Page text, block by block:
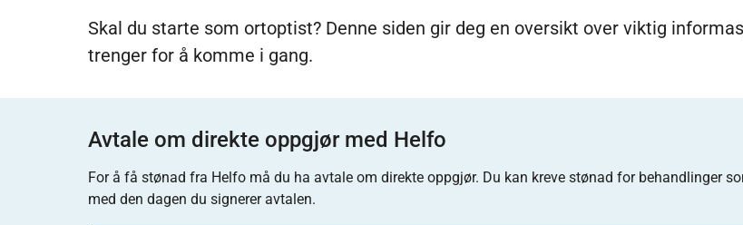
Skal du starte som ortoptist? Denne siden gir deg en oversikt over viktig
trenger for å komme i gang.
Avtale om direkte oppgjør med Helfo
For å få stønad fra Helfo må du ha avtale om direkte oppgjør. Du kan kreve stønad for behandlinger
med den dagen du signerer avtalen.